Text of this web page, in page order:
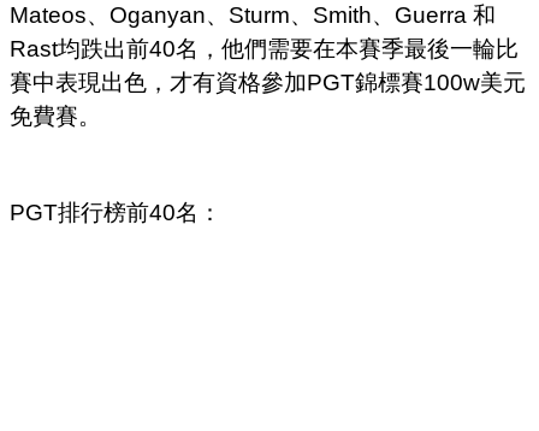
Mateos、Oganyan、Sturm、Smith、Guerra 和
Rast均跌出前40名，他們需要在本賽季最後一輪比
賽中表現出色，才有資格參加PGT錦標賽100w美元
免費賽。
PGT排行榜前40名：